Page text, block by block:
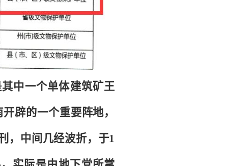
中一个单体建筑矿王
辟的一个重要阵地，
，中间几经波折，于1